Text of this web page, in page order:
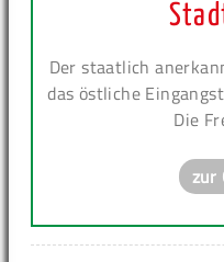
Der staatlich
das östliche
Die
zur